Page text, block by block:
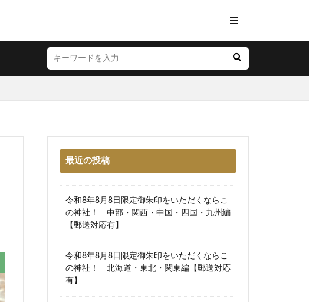
最近の投稿
令和8年8月8日限定御朱印をいただくならこ
の神社！ 中部・関西・中国・四国・九州編
【郵送対応有】
令和8年8月8日限定御朱印をいただくならこ
の神社！ 北海道・東北・関東編【郵送対応
有】